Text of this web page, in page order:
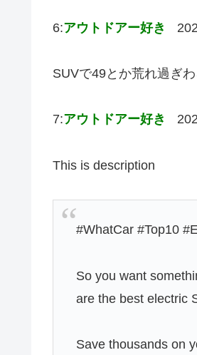
6:アウトドアー好き
SUVで49とか荒れ過ぎ
7:アウトドアー好き
This is description
#WhatCar #Top10
So you want
are the best electric
Save thousands on